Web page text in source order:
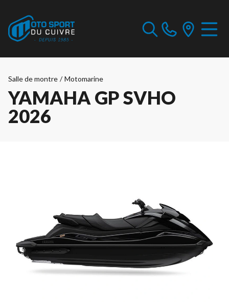
Salle de montre / Motomarine
YAMAHA GP SVHO
2026